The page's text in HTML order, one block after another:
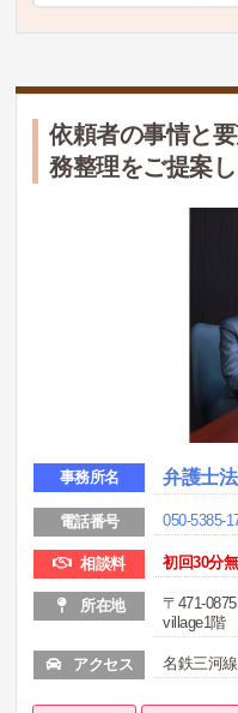
依頼者の事情と
務整理をご提案
事務所名 弁護士
電話番号 050-5385-
相談料 初回30分
所在地
〒471-
village1階
アクセス 名鉄三河